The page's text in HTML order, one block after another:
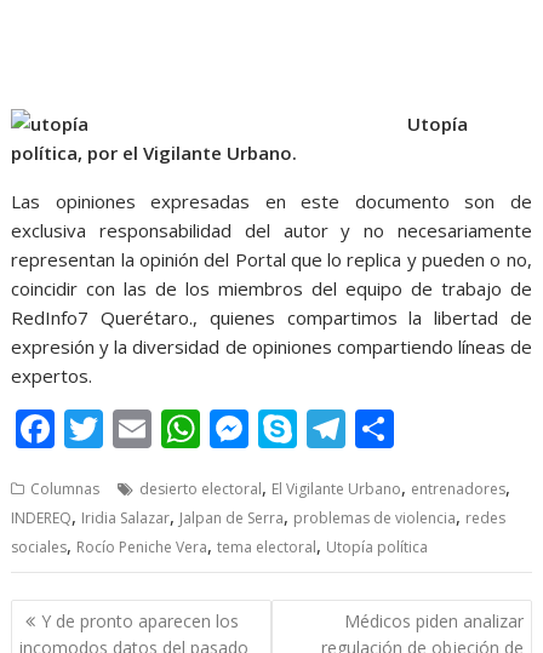
Utopía
política, por el Vigilante Urbano.
Las opiniones expresadas en este documento son de
exclusiva responsabilidad del autor y no necesariamente
representan la opinión del Portal que lo replica y pueden o no,
coincidir con las de los miembros del equipo de trabajo de
RedInfo7 Querétaro., quienes compartimos la libertad de
expresión y la diversidad de opiniones compartiendo líneas de
expertos.
F
e
b
o
o
T
itt
er
E
ai
l
W
at
s
A
p
M
ss
e
n
S
y
p
e
T
e
gr
a
m
ar
e
Columnas desierto electoral, El Vigilante Urbano, entrenadores,
INDEREQ, Iridia Salazar, Jalpan de Serra, problemas de violencia, redes
sociales, Rocío Peniche Vera,tema electoral, Utopía política
Post
navigation
Y de pronto aparecen los
incomodos datos del pasado
Médicos piden analizar
regulación de objeción de